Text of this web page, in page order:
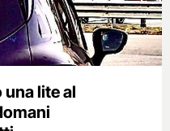
lite al